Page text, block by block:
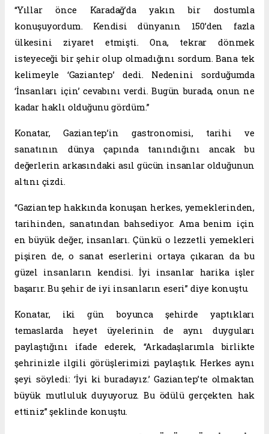
“Yıllar önce Karadağ’da yakın bir dostumla
konuşuyordum. Kendisi dünyanın 150’den fazla
ülkesini ziyaret etmişti. Ona, tekrar dönmek
isteyeceği bir şehir olup olmadığını sordum. Bana tek
kelimeyle ‘Gaziantep’ dedi. Nedenini sorduğumda
‘İnsanları için’ cevabını verdi. Bugün burada, onun ne
kadar haklı olduğunu gördüm.”
Konatar, Gaziantep’in gastronomisi, tarihi ve
sanatının dünya çapında tanındığını ancak bu
değerlerin arkasındaki asıl gücün insanlar olduğunun
altını çizdi.
“Gaziantep hakkında konuşan herkes, yemeklerinden,
tarihinden, sanatından bahsediyor. Ama benim için
en büyük değer, insanları. Çünkü o lezzetli yemekleri
pişiren de, o sanat eserlerini ortaya çıkaran da bu
güzel insanların kendisi. İyi insanlar harika işler
başarır. Bu şehir de iyi insanların eseri” diye konuştu.
Konatar, iki gün boyunca şehirde yaptıkları
temaslarda heyet üyelerinin de aynı duyguları
paylaştığını ifade ederek, “Arkadaşlarımla birlikte
şehrinizle ilgili görüşlerimizi paylaştık. Herkes aynı
şeyi söyledi: ‘İyi ki buradayız.’ Gaziantep’te olmaktan
büyük mutluluk duyuyoruz. Bu ödülü gerçekten hak
ettiniz” şeklinde konuştu.